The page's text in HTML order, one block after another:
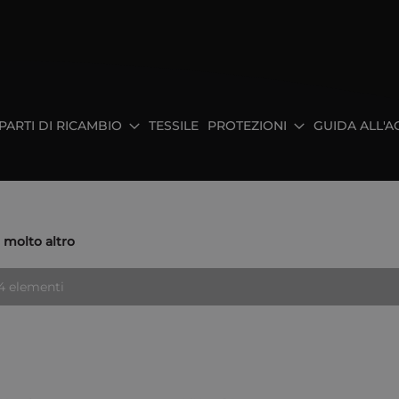
PARTI DI RICAMBIO TESSILE PROTEZIONI GUIDA
molto altro
elementi